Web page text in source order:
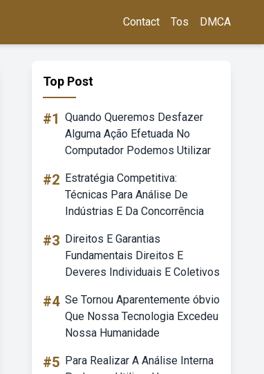
Contact Tos DMCA
Top Post
#1 Quando Queremos Desfazer
Alguma Ação Efetuada No
Computador Podemos Utilizar
#2 Estratégia Competitiva:
Técnicas Para Análise De
Indústrias E Da Concorrência
#3 Direitos E Garantias
Fundamentais Direitos E
Deveres Individuais E Coletivos
#4 Se Tornou Aparentemente óbvio
Que Nossa Tecnologia Excedeu
Nossa Humanidade
#5 Para Realizar A Análise Interna